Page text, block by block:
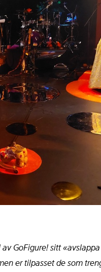
GoFigure! sitt
er tilpasset de som